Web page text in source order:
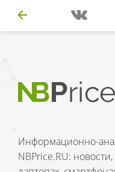
Информационно-
NBPrice.RU: